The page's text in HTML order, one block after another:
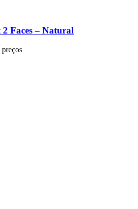
Faces – Natural